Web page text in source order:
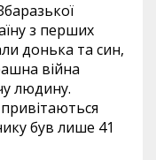
з перших
донька та син,
війна
людину.
був лише 41